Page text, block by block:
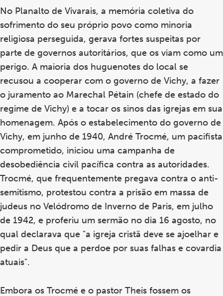
No Planalto de Vivarais, a memória coletiva do
sofrimento do seu próprio povo como minoria
religiosa perseguida, gerava fortes suspeitas por
parte de governos autoritários, que os viam como um
perigo. A maioria dos huguenotes do local se
recusou a cooperar com o governo de Vichy, a fazer
o juramento ao Marechal Pétain (chefe de estado do
regime de Vichy) e a tocar os sinos das igrejas em sua
homenagem. Após o estabelecimento do governo de
Vichy, em junho de 1940, André Trocmé, um pacifista
comprometido, iniciou uma campanha de
desobediência civil pacífica contra as autoridades.
Trocmé, que frequentemente pregava contra o anti-
semitismo, protestou contra a prisão em massa de
judeus no Velódromo de Inverno de Paris, em julho
de 1942, e proferiu um sermão no dia 16 agosto, no
qual declarava que "a igreja cristã deve se ajoelhar e
pedir a Deus que a perdoe por suas falhas e covardia
atuais".
Embora os Trocmé e o pastor Theis fossem os